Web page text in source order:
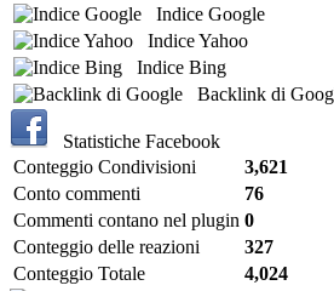
Indice Google
Indice Yahoo
Indice Bing
Backlink di
Statistiche Facebook
Conteggio Condivisioni
3,621
Conto commenti
76
Commenti contano nel plugin 0
Conteggio delle reazioni
327
Conteggio Totale
4,024